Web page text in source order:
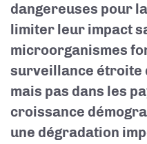
dangereuses pour
limiter leur impact
microorganismes
surveillance étroite
mais pas dans les
croissance
une dégradation